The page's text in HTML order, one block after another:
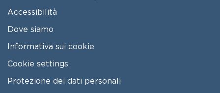
Accessibilità
Dove siamo
Informativa sui cookie
Cookie settings
Protezione dei dati personali